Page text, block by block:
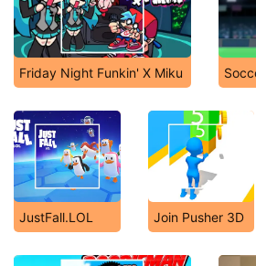
Friday Night Funkin' X Miku
JustFall.LOL Join Pusher 3D